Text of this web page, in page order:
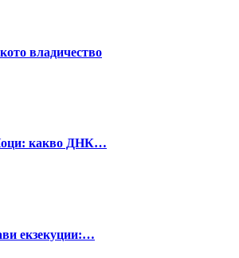
владичество
какво ДНК…
екзекуции:…